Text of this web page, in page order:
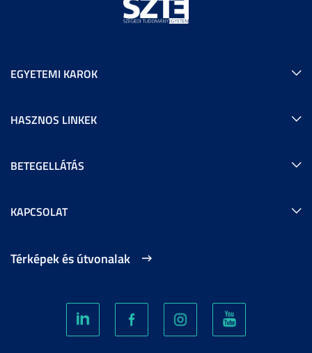
EGYETEMI KAROK
HASZNOS LINKEK
BETEGELLÁTÁS
KAPCSOLAT
Térképek és útvonalak